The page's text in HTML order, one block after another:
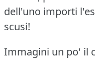
dell'uno importi
scusi!
Immagini un po' il